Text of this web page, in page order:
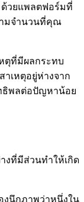
วยแพลตฟอร์มที่
ามจำนวนที่คุณ
ตุที่มีผลกระทบ
เหตุอยู่ห่างจาก
ธิพลต่อปัญหาน้อย
งที่มีส่วนทำให้เกิด
งนึกภาพว่าหนึ่งใน